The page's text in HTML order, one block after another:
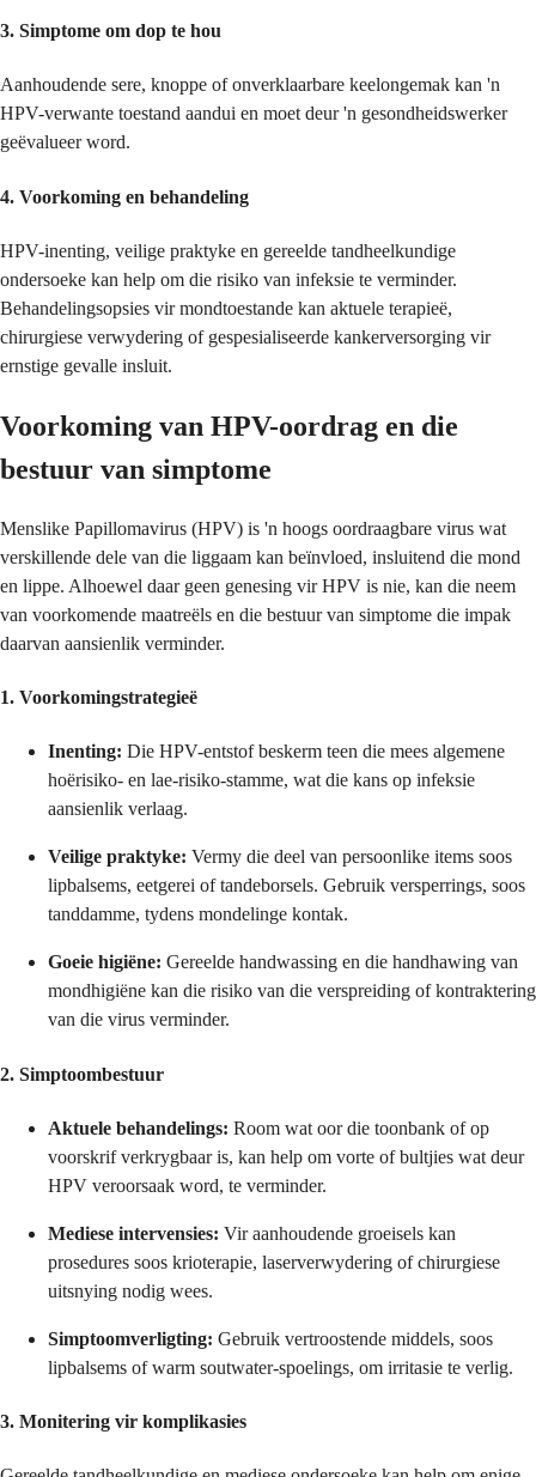
3. Simptome om dop te hou
Aanhoudende sere, knoppe of onverklaarbare keelongemak kan 'n
HPV-verwante toestand aandui en moet deur 'n gesondheidswerker
geëvalueer word.
4. Voorkoming en behandeling
HPV-inenting, veilige praktyke en gereelde tandheelkundige
ondersoeke kan help om die risiko van infeksie te verminder.
Behandelingsopsies vir mondtoestande kan aktuele terapieë,
chirurgiese verwydering of gespesialiseerde kankerversorging vir
ernstige gevalle insluit.
Voorkoming van HPV-oordrag en die
bestuur van simptome
Menslike Papillomavirus (HPV) is 'n hoogs oordraagbare virus wat
verskillende dele van die liggaam kan beïnvloed, insluitend die mond
en lippe. Alhoewel daar geen genesing vir HPV is nie, kan die neem
van voorkomende maatreëls en die bestuur van simptome die impak
daarvan aansienlik verminder.
1. Voorkomingstrategieë
Inenting: Die HPV-entstof beskerm teen die mees algemene
hoërisiko- en lae-risiko-stamme, wat die kans op infeksie
aansienlik verlaag.
Veilige praktyke: Vermy die deel van persoonlike items soos
lipbalsems, eetgerei of tandeborsels. Gebruik versperrings, soos
tanddamme, tydens mondelinge kontak.
Goeie higiëne: Gereelde handwassing en die handhawing van
mondhigiëne kan die risiko van die verspreiding of kontraktering
van die virus verminder.
2. Simptoombestuur
Aktuele behandelings: Room wat oor die toonbank of op
voorskrif verkrygbaar is, kan help om vorte of bultjies wat deur
HPV veroorsaak word, te verminder.
Mediese intervensies: Vir aanhoudende groeisels kan
prosedures soos krioterapie, laserverwydering of chirurgiese
uitsnying nodig wees.
Simptoomverligting: Gebruik vertroostende middels, soos
lipbalsems of warm soutwater-spoelings, om irritasie te verlig.
3. Monitering vir komplikasies